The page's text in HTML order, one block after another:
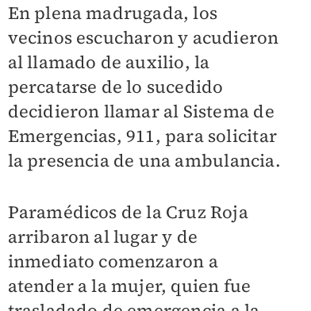
En plena madrugada, los
vecinos escucharon y acudieron
al llamado de auxilio, la
percatarse de lo sucedido
decidieron llamar al Sistema de
Emergencias, 911, para solicitar
la presencia de una ambulancia.
Paramédicos de la Cruz Roja
arribaron al lugar y de
inmediato comenzaron a
atender a la mujer, quien fue